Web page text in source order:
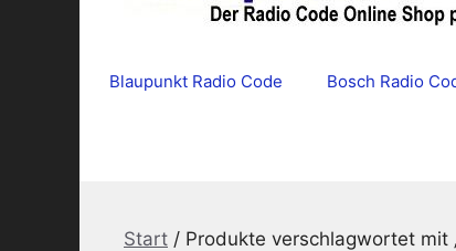
Blaupunkt Radio Code Bosch Radio
Start / Produkte verschlagwortet mit